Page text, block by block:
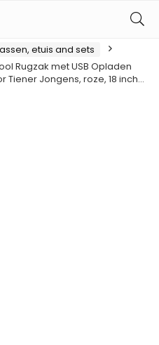
etuis and sets
Rugzak met USB Opladen
Tiener Jongens, roze, 18 inch…